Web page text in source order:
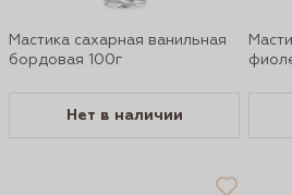
Мастика сахарная ванильная
бордовая 100г
Нет в наличии